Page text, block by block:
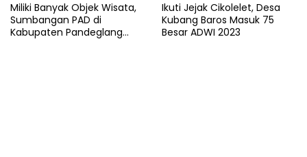
Miliki Banyak Objek Wisata,
Sumbangan PAD di
Kabupaten Pandeglang
Ikuti Jejak Cikolelet, Desa
Kubang Baros Masuk 75
Besar ADWI 2023